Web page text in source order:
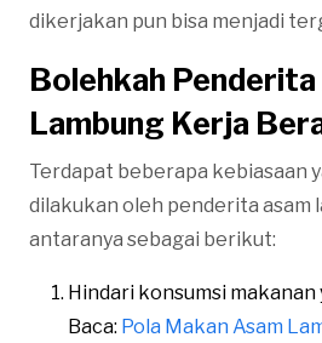
dikerjakan pun bisa menjadi
Bolehkah Penderita
Lambung Kerja
Terdapat beberapa kebiasaan
dilakukan oleh penderita asam
antaranya sebagai berikut:
Hindari konsumsi
Baca: Pola Makan Asam